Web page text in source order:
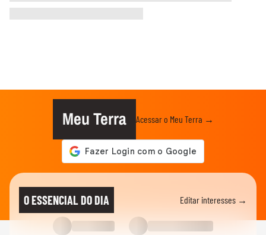
Meu Terra Acessar o Meu Terra →
O ESSENCIAL DO DIA Editar interesses →